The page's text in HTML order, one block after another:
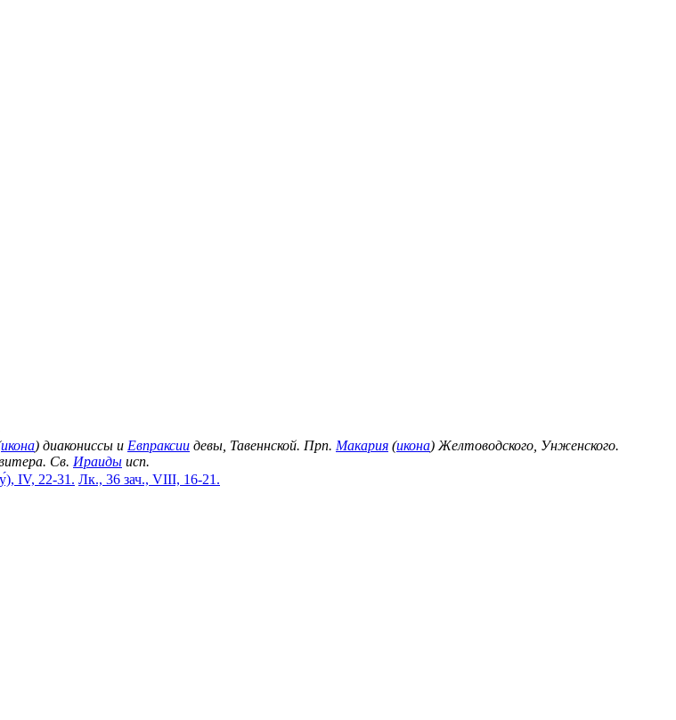
икона) диакониссы и Евпраксии девы, Тавеннской. Прп. Макария (икона) Желтоводского, Унженского.
Св. Ираиды исп.
IV, 22-31. Лк., 36 зач., VIII, 16-21.